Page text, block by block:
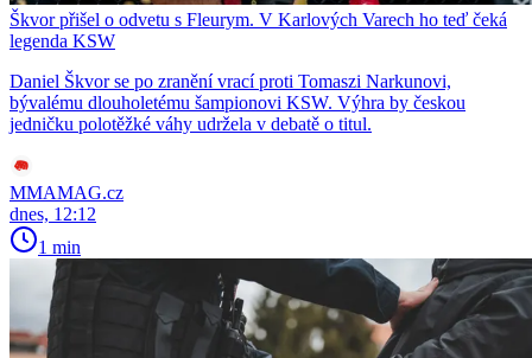
Škvor přišel o odvetu s Fleurym. V Karlových Varech ho teď čeká
legenda KSW
Daniel Škvor se po zranění vrací proti Tomaszi Narkunovi,
bývalému dlouholetému šampionovi KSW. Výhra by českou
jedničku polotěžké váhy udržela v debatě o titul.
MMAMAG.cz
dnes, 12:12
1 min